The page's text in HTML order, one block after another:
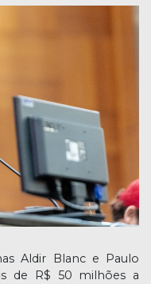
Aldir Blanc e Paulo
de R$ 50 milhões a